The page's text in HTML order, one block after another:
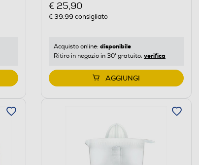
€ 25,90
€ 39,99 consigliato
Acquisto online: disponibile
Ritiro in negozio in 30' gratuito: verifica
AGGIUNGI